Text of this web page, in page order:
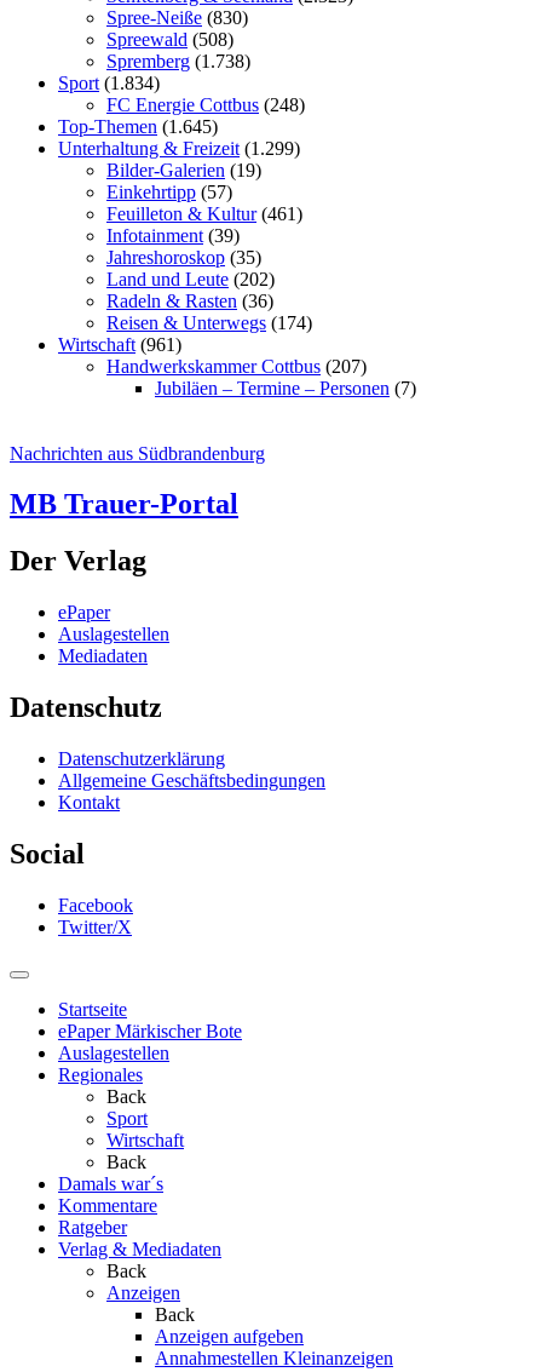
Spree-Neiße (830)
Spreewald (508)
Spremberg (1.738)
Sport (1.834)
FC Energie Cottbus (248)
Top-Themen (1.645)
Unterhaltung & Freizeit (1.299)
Bilder-Galerien (19)
Einkehrtipp (57)
Feuilleton & Kultur(461)
Infotainment (39)
Jahreshoroskop (35)
Land und Leute (202)
Radeln & Rasten (36)
Reisen & Unterwegs (174)
Wirtschaft (961)
Handwerkskammer Cottbus (207)
Jubiläen – Termine – Personen (7)
Nachrichten aus Südbrandenburg
MB Trauer-Portal
Der Verlag
ePaper
Auslagestellen
Mediadaten
Datenschutz
Datenschutzerklärung
Allgemeine Geschäftsbedingungen
Kontakt
Social
Facebook
Twitter/X
Startseite
ePaper Märkischer Bote
Auslagestellen
Regionales
Back
Sport
Wirtschaft
Back
Damals war´s
Kommentare
Ratgeber
Verlag & Mediadaten
Back
Anzeigen
Back
Anzeigen aufgeben
Annahmestellen Kleinanzeigen